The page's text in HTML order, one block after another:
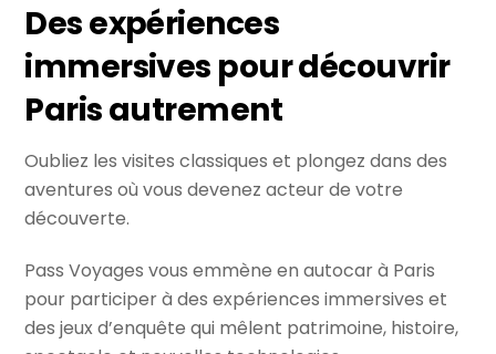
Des expériences
immersives pour découvrir
Paris autrement
Oubliez les visites classiques et plongez dans des
aventures où vous devenez acteur de votre
découverte.
Pass Voyages vous emmène en autocar à Paris
pour participer à des expériences immersives et
des jeux d’enquête qui mêlent patrimoine, histoire,